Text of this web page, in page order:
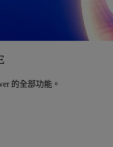
的全部功能。